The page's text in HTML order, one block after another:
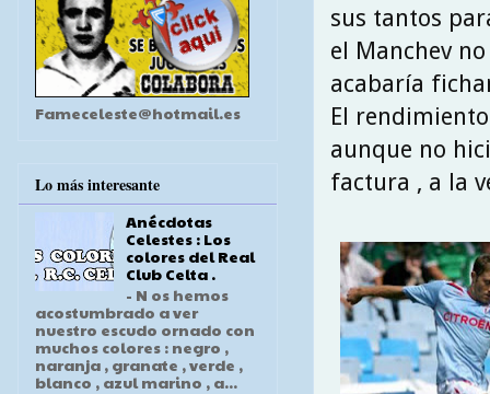
sus tantos
el Manchev
acabaría
El
aunque no
factura , a la
Fameceleste@hotmail.es
Lo más interesante
Anécdotas
Celestes : Los
colores del Real
Club Celta .
- N os hemos
acostumbrado a ver
nuestro escudo ornado con
muchos colores : negro ,
naranja , granate , verde ,
blanco , azul marino , a...